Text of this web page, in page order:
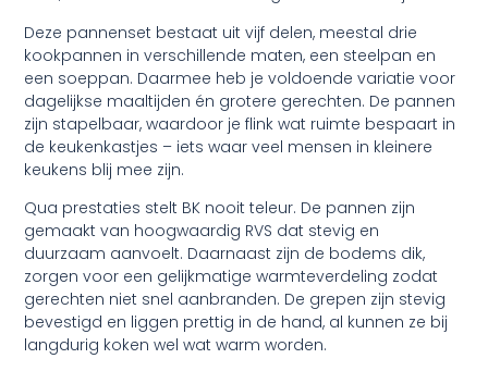
Deze pannenset bestaat uit vijf delen, meestal drie
kookpannen in verschillende maten, een steelpan en
een soeppan. Daarmee heb je voldoende variatie voor
dagelijkse maaltijden én grotere gerechten. De pannen
zijn stapelbaar, waardoor je flink wat ruimte bespaart in
de keukenkastjes – iets waar veel mensen in kleinere
keukens blij mee zijn.
Qua prestaties stelt BK nooit teleur. De pannen zijn
gemaakt van hoogwaardig RVS dat stevig en
duurzaam aanvoelt. Daarnaast zijn de bodems dik,
zorgen voor een gelijkmatige warmteverdeling zodat
gerechten niet snel aanbranden. De grepen zijn stevig
bevestigd en liggen prettig in de hand, al kunnen ze bij
langdurig koken wel wat warm worden.